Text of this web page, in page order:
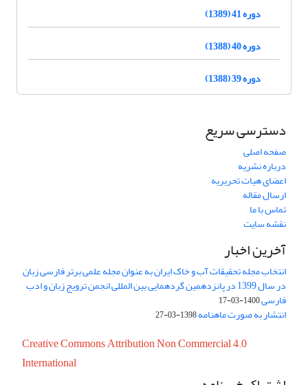
دوره 41 (1389)
دوره 40 (1388)
دوره 39 (1388)
دسترسی سریع
صفحه اصلی
درباره نشریه
اعضای هیات تحریریه
ارسال مقاله
تماس با ما
نقشه سایت
آخرین اخبار
انتخاب مجله تحقیقات آب و خاک ایران به عنوان مجله علمی برتر فارسی زبان
در سال 1399 در پانزدهمین گردهمایی بین المللی انجمن ترویج زبان و ادب
فارسی1400-03-17
انتشار به صورت ماهنامه1398-03-27
Creative Commons Attribution Non Commercial 4.0
International